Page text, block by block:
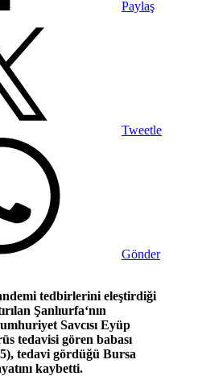
Paylaş
Tweetle
Gönder
tedbirlerini eleştirdiği
Şanlıurfa‘nın
Savcısı Eyüp
tedavisi gören babası
tedavi gördüğü Bursa
kaybetti.